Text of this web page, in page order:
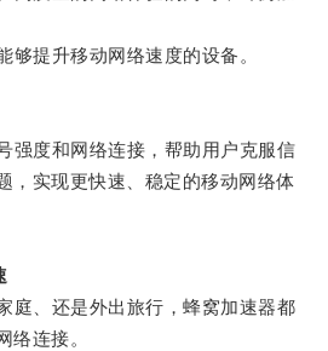
提升移动网络速度的设备。
度和网络连接，帮助用户克服信
，实现更快速、稳定的移动网络体
、还是外出旅行，蜂窝加速器都
络连接。